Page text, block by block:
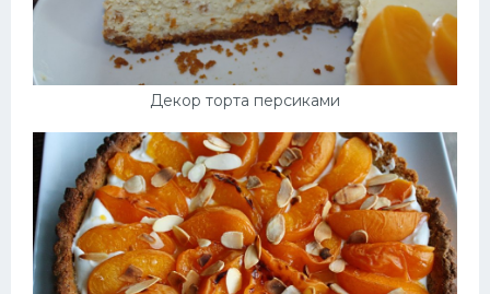
Декор торта персиками